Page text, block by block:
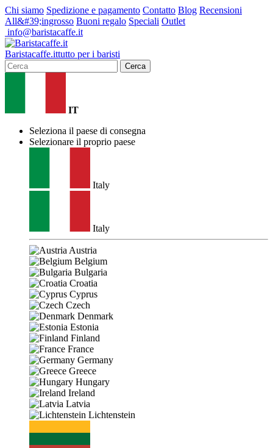
Chi siamo Spedizione e pagamento Contatto Blog Recensioni
All&#39;ingrosso Buoni regalo Speciali Outlet
info@baristacaffe.it
Baristacaffe.ittutto per i baristi
Cerca
IT
Seleziona il paese di consegna
Selezionare il proprio paese
Italy
Italy
Austria
Belgium
Bulgaria
Croatia
Cyprus
Czech
Denmark
Estonia
Finland
France
Germany
Greece
Hungary
Ireland
Latvia
Lichtenstein